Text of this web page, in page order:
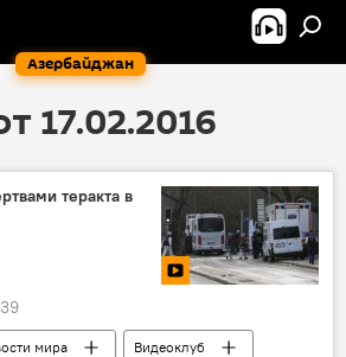
Азербайджан
17.02.2016
теракта в
мира
Видеоклуб